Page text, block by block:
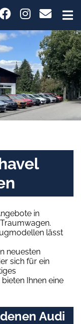
in
lässt
neuesten
sich für ein
Ihnen eine
Audi